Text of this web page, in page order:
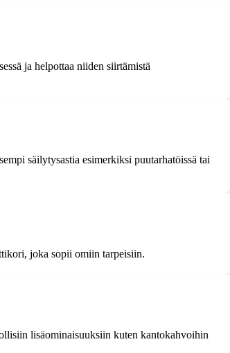
ja helpottaa niiden siirtämistä
säilytysastia esimerkiksi puutarhatöissä tai
joka sopii omiin tarpeisiin.
lisäominaisuuksiin kuten kantokahvoihin